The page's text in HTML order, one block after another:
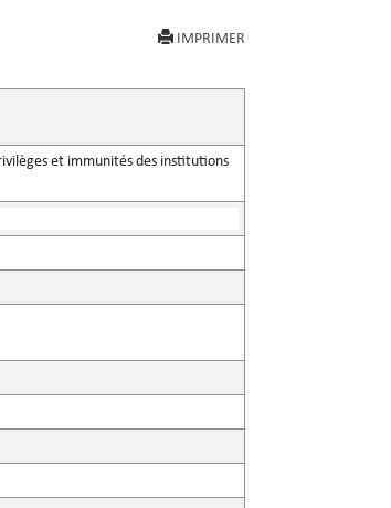
IMPRIMER
et immunités des institutions